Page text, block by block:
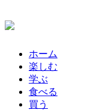
ホーム
楽しむ
学ぶ
食べる
買う